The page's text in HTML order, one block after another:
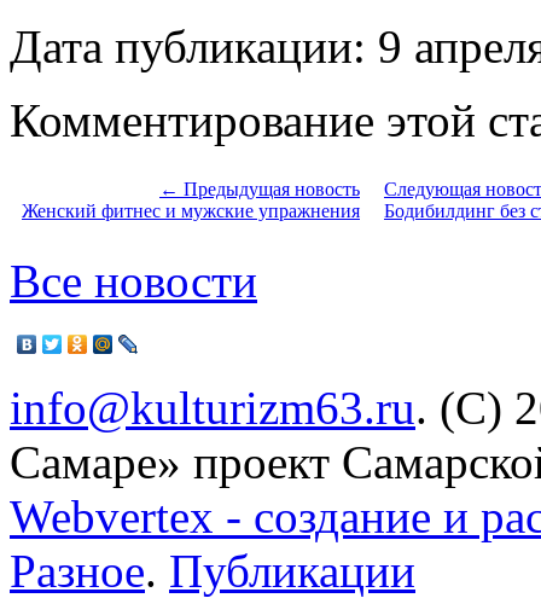
Дата публикации: 9
Комментирование этой
← Предыдущая новость
Женский фитнес и мужские упражнения
Следующая
Бодибилдинг без
Все новости
info@kulturizm63.ru. (C)
Самаре» проект
Webvertex - создание и
Разное. Публикации